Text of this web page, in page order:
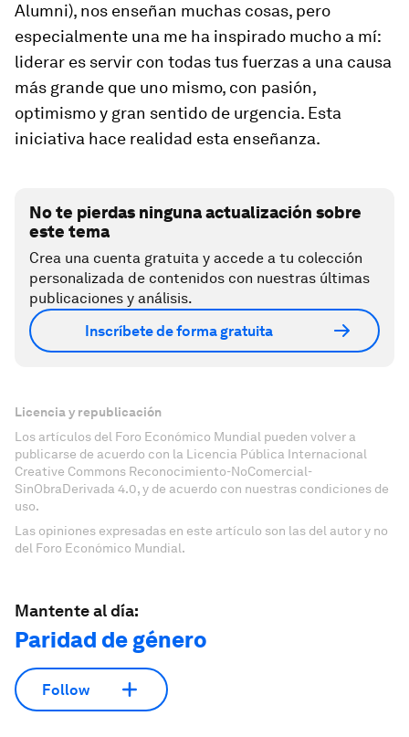
Alumni), nos enseñan muchas cosas, pero
especialmente una me ha inspirado mucho a mí:
liderar es servir con todas tus fuerzas a una causa
más grande que uno mismo, con pasión,
optimismo y gran sentido de urgencia. Esta
iniciativa hace realidad esta enseñanza.
No te pierdas ninguna actualización sobre
este tema
Crea una cuenta gratuita y accede a tu colección
personalizada de contenidos con nuestras últimas
publicaciones y análisis.
Inscríbete de forma gratuita
Licencia y republicación
Los artículos del Foro Económico Mundial pueden volver a
publicarse de acuerdo con la Licencia Pública Internacional
Creative Commons Reconocimiento-NoComercial-
SinObraDerivada 4.0, y de acuerdo con nuestras condiciones de
uso.
Las opiniones expresadas en este artículo son las del autor y no
del Foro Económico Mundial.
Mantente al día:
Paridad de género
Follow